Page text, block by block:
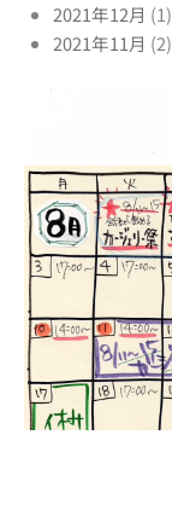
2021年12月 (1)
2021年11月 (2)